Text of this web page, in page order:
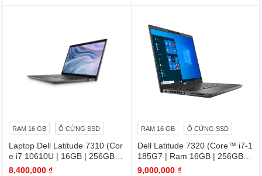
RAM 16 GB Ổ CỨNG SSD
Laptop Dell Latitude 7310 (Cor
e i7 10610U | 16GB | 256GB | I
ntel UHD | 13.3 FHD
8,400,000 ₫
RAM 16 GB Ổ CỨNG SSD
Dell Latitude 7320 (Core™ i7-1
185G7 | Ram 16GB | 256GB S
SD | 13.3 inch FHD)
9,000,000 ₫